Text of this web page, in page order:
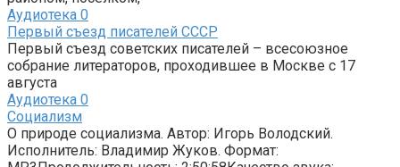
Аудиотека 0
Первый съезд писателей СССР
Первый съезд советских писателей – всесоюзное
собрание литераторов, проходившее в Москве с 17
августа
Аудиотека 0
Социализм
О природе социализма. Автор: Игорь Володский.
Исполнитель: Владимир Жуков. Формат: